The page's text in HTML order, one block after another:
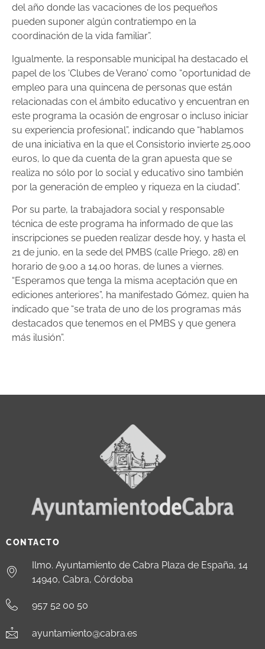
del año donde las vacaciones de los pequeños
pueden suponer algún contratiempo en la
coordinación de la vida familiar”.
Igualmente, la responsable municipal ha destacado el
papel de los ‘Clubes de Verano’ como “oportunidad de
empleo para una quincena de personas que están
relacionadas con el ámbito educativo y encuentran en
este programa la ocasión de engrosar o incluso iniciar
su experiencia profesional”, indicando que “hablamos
de una iniciativa en la que el Consistorio invierte 25.000
euros, lo que da cuenta de la gran apuesta que se
realiza no sólo por lo social y educativo sino también
por la generación de empleo y riqueza en la ciudad”.
Por su parte, la trabajadora social y responsable
técnica de este programa ha informado de que las
inscripciones se pueden realizar desde hoy, y hasta el
21 de junio, en la sede del PMBS (calle Priego, 28) en
horario de 9.00 a 14.00 horas, de lunes a viernes.
“Esperamos que tenga la misma aceptación que en
ediciones anteriores”, ha manifestado Gómez, quien ha
indicado que “se trata de uno de los programas más
destacados que tenemos en el PMBS y que genera
más ilusión”.
CONTACTO
Ilmo. Ayuntamiento de Cabra Plaza de España, 14
14940, Cabra, Córdoba
957 52 00 50
ayuntamiento@cabra.es